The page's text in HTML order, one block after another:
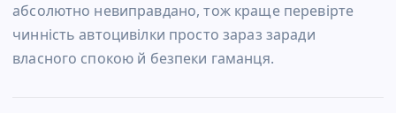
абсолютно невиправдано, тож краще перевірте
чинність автоцивілки просто зараз заради
власного спокою й безпеки гаманця.